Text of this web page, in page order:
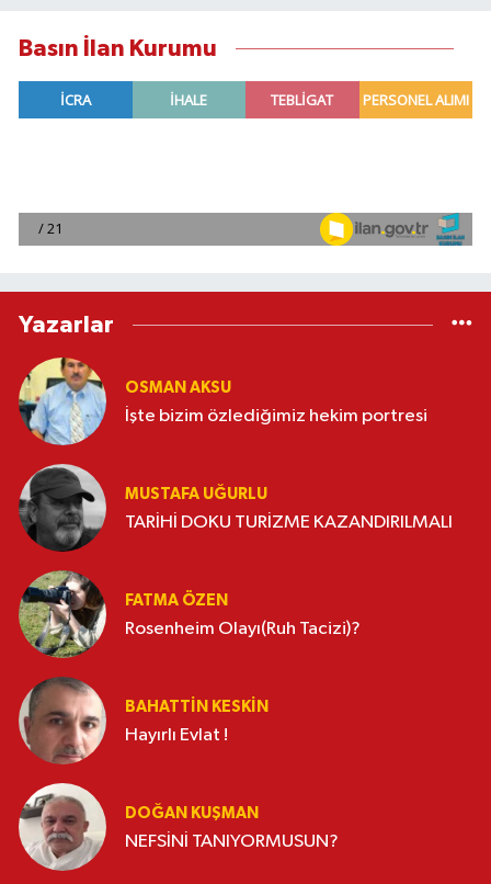
Basın İlan Kurumu
Yazarlar
OSMAN AKSU
İşte bizim özlediğimiz hekim portresi
MUSTAFA UĞURLU
TARİHİ DOKU TURİZME KAZANDIRILMALI
FATMA ÖZEN
Rosenheim Olayı(Ruh Tacizi)?
BAHATTIN KESKİN
Hayırlı Evlat !
DOĞAN KUŞMAN
NEFSİNİ TANIYORMUSUN?